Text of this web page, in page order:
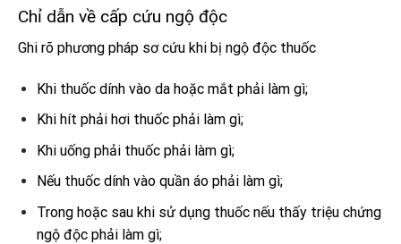
Chỉ dẫn về cấp cứu ngộ độc
Ghi rõ phương pháp sơ cứu khi bị ngộ độc thuốc
Khi thuốc dính vào da hoặc mắt phải làm gì;
Khi hít phải hơi thuốc phải làm gì;
Khi uống phải thuốc phải làm gì;
Nếu thuốc dính vào quần áo phải làm gì;
Trong hoặc sau khi sử dụng thuốc nếu thấy triệu chứng
ngộ độc phải làm gì;